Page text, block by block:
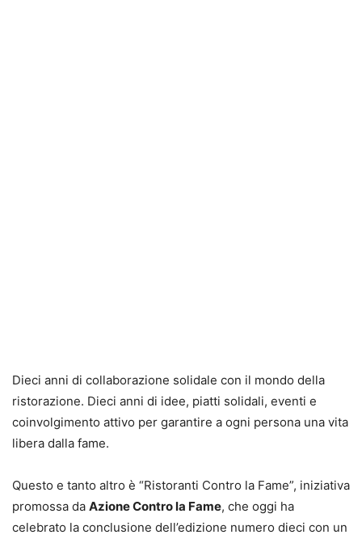
Dieci anni di collaborazione solidale con il mondo della
ristorazione. Dieci anni di idee, piatti solidali, eventi e
coinvolgimento attivo per garantire a ogni persona una vita
libera dalla fame.
Questo e tanto altro è “Ristoranti Contro la Fame”, iniziativa
promossa da Azione Contro la Fame, che oggi ha
celebrato la conclusione dell’edizione numero dieci con un